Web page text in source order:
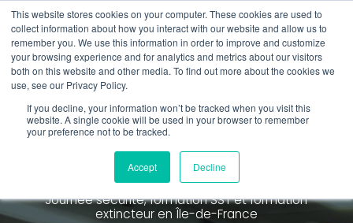
This website stores cookies on your computer. These cookies are used to
collect information about how you interact with our website and allow us to
remember you. We use this information in order to improve and customize
your browsing experience and for analytics and metrics about our visitors
both on this website and other media. To find out more about the cookies we
use, see our Privacy Policy.
If you decline, your information won’t be tracked when you visit this
website. A single cookie will be used in your browser to remember
your preference not to be tracked.
Accept Decline
Aller
au
contenu
principal
01 84 20 18 48
Rappel gratuit
Spécialiste de la formation SST et
de la Formation Incendie
à Paris La Défense depuis 2015
Journée sécurité, formation SST et formation
extincteuren Île-de-France